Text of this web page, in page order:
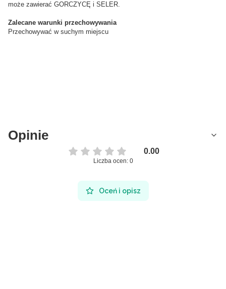
może zawierać GORCZYCĘ i SELER.
Zalecane warunki przechowywania
Przechowywać w suchym miejscu
Opinie
0.00
Liczba ocen: 0
Oceń i opisz